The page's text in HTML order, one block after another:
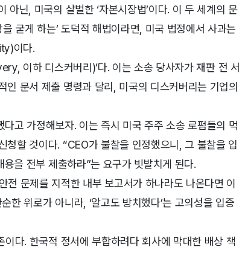
아닌, 미국의 살벌한 ‘자본시장법’이다. 이 두 세계의 문
굳게 하는’ 도덕적 해법이라면, 미국 법정에서 사과는
이다.
이하 디스커버리)’다. 이는 소송 당사자가 재판 전 서
문서 제출 명령과 달리, 미국의 디스커버리는 기업의
고 가정해보자. 이는 즉시 미국 주주 소송 로펌들의 먹
할 것이다. “CEO가 불찰을 인정했으니, 그 불찰을 입
을 전부 제출하라”는 요구가 빗발치게 된다.
전 문제를 지적한 내부 보고서가 하나라도 나온다면 이
한 위로가 아니라, ‘알고도 방치했다’는 고의성을 입증
다. 한국적 정서에 부합하려다 회사에 막대한 배상 책